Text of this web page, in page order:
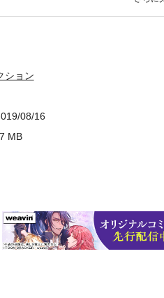
ション
08/16
MB